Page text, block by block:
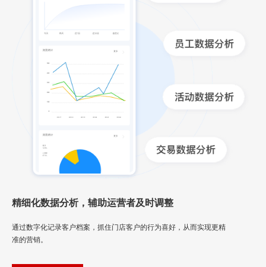
精细化数据分析，辅助运营者及时调整
通过数字化记录客户档案，抓住门店客户的行为喜好，从而实现更精
准的营销。